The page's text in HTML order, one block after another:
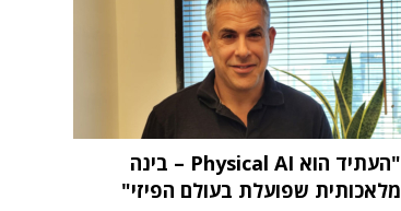
"העתיד הוא Physical AI – בינה
מלאכותית שפועלת בעולם הפיזי"